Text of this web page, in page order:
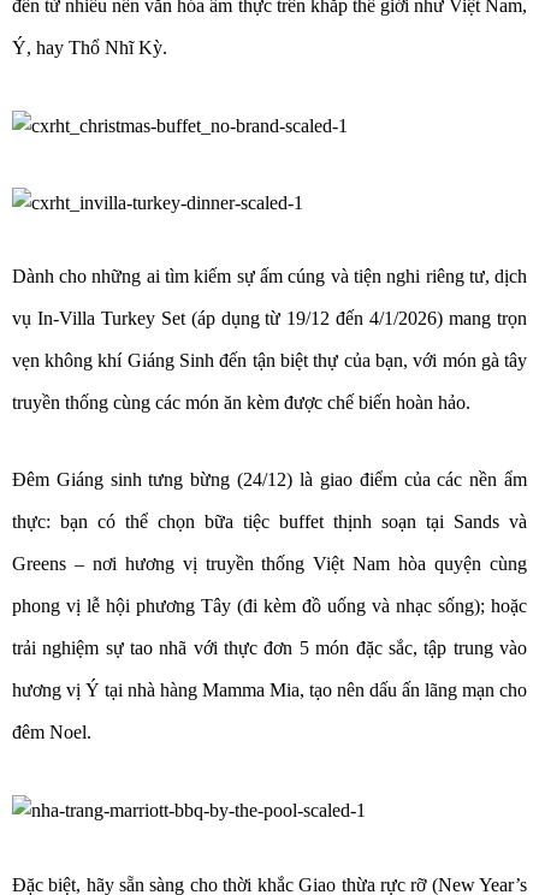
đến từ nhiều nền văn hóa ẩm thực trên khắp thế giới như Việt Nam,
Ý, hay Thổ Nhĩ Kỳ.
Dành cho những ai tìm kiếm sự ấm cúng và tiện nghi riêng tư, dịch
vụ In-Villa Turkey Set (áp dụng từ 19/12 đến 4/1/2026) mang trọn
vẹn không khí Giáng Sinh đến tận biệt thự của bạn, với món gà tây
truyền thống cùng các món ăn kèm được chế biến hoàn hảo.
Đêm Giáng sinh tưng bừng (24/12) là giao điểm của các nền ẩm
thực: bạn có thể chọn bữa tiệc buffet thịnh soạn tại Sands và
Greens – nơi hương vị truyền thống Việt Nam hòa quyện cùng
phong vị lễ hội phương Tây (đi kèm đồ uống và nhạc sống); hoặc
trải nghiệm sự tao nhã với thực đơn 5 món đặc sắc, tập trung vào
hương vị Ý tại nhà hàng Mamma Mia, tạo nên dấu ấn lãng mạn cho
đêm Noel.
Đặc biệt, hãy sẵn sàng cho thời khắc Giao thừa rực rỡ (New Year’s